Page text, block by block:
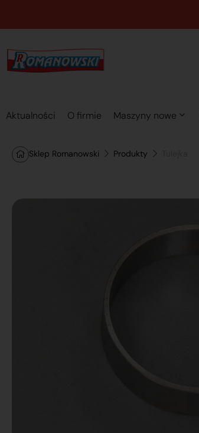
Aktualności O firmie Maszyny nowe
Sklep Romanowski Produkty